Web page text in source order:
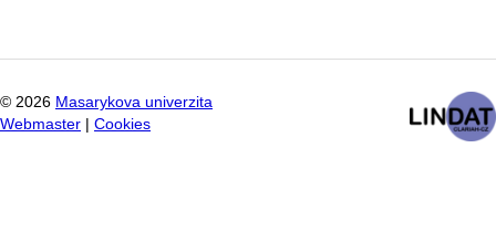
© 2026 Masarykova univerzita
Webmaster
Cookies